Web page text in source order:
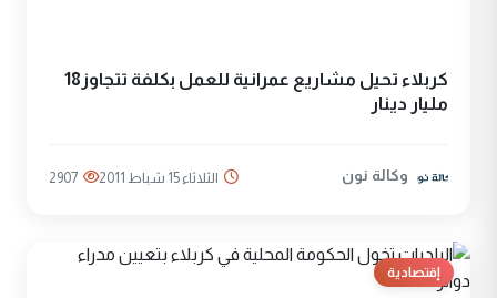
كربلاء تحيل مشاريع عمرانية للعمل بكلفة تتجاوز18
مليار دينار
وكالة نون الثلاثاء 15 شباط 2011 2907
إقتصادية